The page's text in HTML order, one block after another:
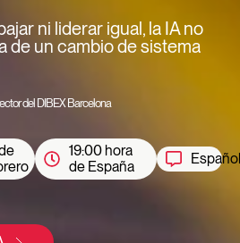
ni liderar igual, la IA no
de un cambio de sistema
del DIBEX Barcelona
19:00 hora
de España
Español